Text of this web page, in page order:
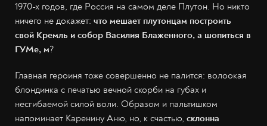
1970-х годов, где Россия на самом деле Плутон. Но никто
ничего не докажет: что мешает плутонцам построить
свой Кремль и собор Василия Блаженного, а шопиться в
ГУМе, м?
Главная героиня тоже совершенно не палится: волоокая
блондинка с печатью вечной скорби на губах и
несгибаемой силой воли. Образом и пальтишком
напоминает Каренину Аню, но, к счастью, склонна